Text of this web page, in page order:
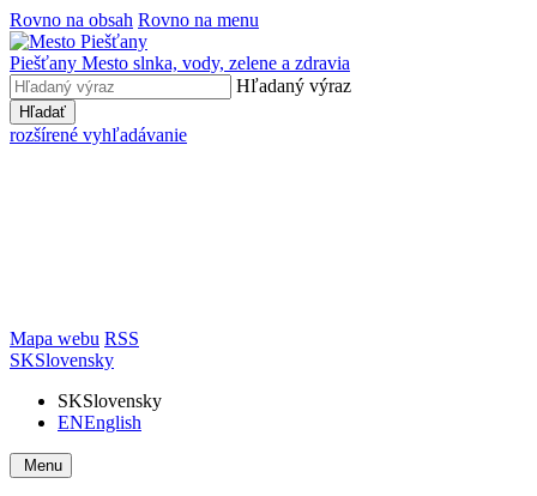
Rovno na obsah Rovno na menu
Piešťany Mesto slnka, vody, zelene a zdravia
Hľadaný výraz
Hľadať
rozšírené vyhľadávanie
Mapa webu RSS
SKSlovensky
SKSlovensky
ENEnglish
Menu